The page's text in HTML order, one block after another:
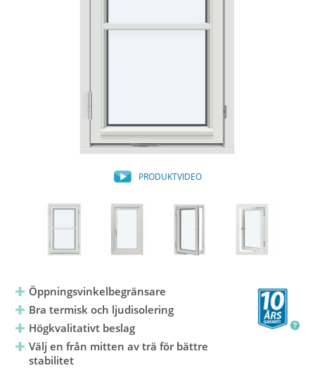
PRODUKTVIDEO
Öppningsvinkelbegränsare
Bra termisk och ljudisolering
Högkvalitativt beslag
Välj en från mitten av trä för bättre
stabilitet